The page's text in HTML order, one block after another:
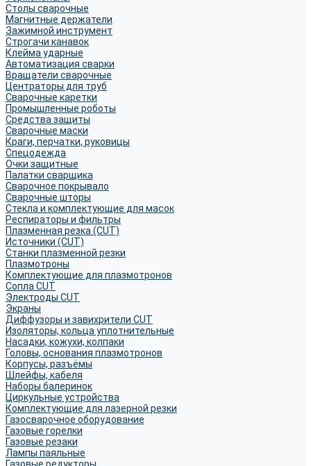
Столы сварочные
Магнитные держатели
Зажимной инструмент
Строгачи канавок
Клейма ударные
Автоматизация сварки
Вращатели сварочные
Центраторы для труб
Сварочные каретки
Промышленные роботы
Средства защиты
Сварочные маски
Краги, перчатки, руковицы
Спецодежда
Очки защитные
Палатки сварщика
Сварочное покрывало
Сварочные шторы
Стекла и комплектующие для масок
Респираторы и фильтры
Плазменная резка (CUT)
Источники (CUT)
Станки плазменной резки
Плазмотроны
Комплектующие для плазмотронов
Сопла CUT
Электроды CUT
Экраны
Диффузоры и завихрители CUT
Изоляторы, кольца уплотнительные
Насадки, кожухи, колпаки
Головы, основания плазмотронов
Корпусы, разъёмы
Шлейфы, кабеля
Наборы балеринок
Циркульные устройства
Комплектующие для лазерной резки
Газосварочное оборудование
Газовые горелки
Газовые резаки
Лампы паяльные